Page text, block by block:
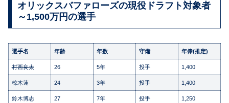
オリックスバファローズの現役ドラフト対象者
～1,500万円の選手
選手名 年齢 年数 守備 年俸(推定)
村西良太 26 5年 投手 1,400
椋木蓮 24 3年 投手 1,400
鈴木博志 27 7年 投手 1,250